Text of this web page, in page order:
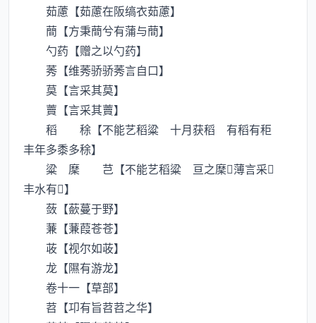
茹藘【茹藘在阪缟衣茹藘】
蕳【方秉蕳兮有蒲与蕳】
勺药【赠之以勺药】
莠【维莠骄骄莠言自口】
莫【言采其莫】
藚【言采其藚】
稻 稌【不能艺稻粱 十月获稻 有稻有秬
丰年多黍多稌】
粱 穈 芑【不能艺稻粱 亘之穈薄言采
丰水有】
蔹【蘝蔓于野】
蒹【蒹葭苍苍】
荍【视尔如荍】
龙【隰有游龙】
卷十一【草部】
苕【卭有旨苕苕之华】